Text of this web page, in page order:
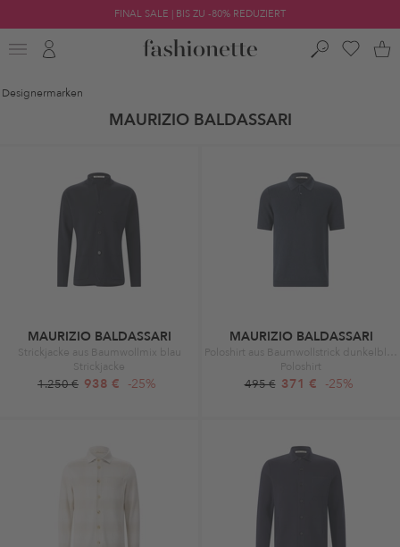
FINAL SALE | BIS ZU -80% REDUZIERT
Designermarken
MAURIZIO BALDASSARI
MAURIZIO BALDASSARI
Strickjacke aus Baumwollmix blau
Strickjacke
1.250 € 938 € -25%
MAURIZIO BALDASSARI
Poloshirt
495 € 371 € -25%